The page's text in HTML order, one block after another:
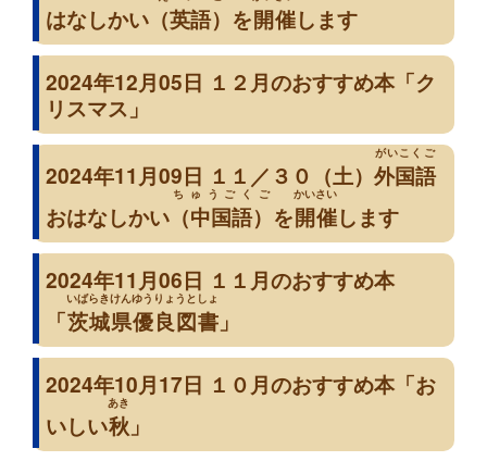
はなしかい （英語） を開催します
2024年12月05日 １２月のおすすめ本「ク
リスマス」
2024年11月09日 １１／３０（土） 外国語
がいこくご
おはなしかい （中国語）
ちゅうごくご
を開催
かいさい
します
2024年11月06日 １１月のおすすめ本
「茨城県優良図書
いばらきけんゆうりょうとしょ
」
2024年10月17日 １０月のおすすめ本「お
いしい秋
あき
」